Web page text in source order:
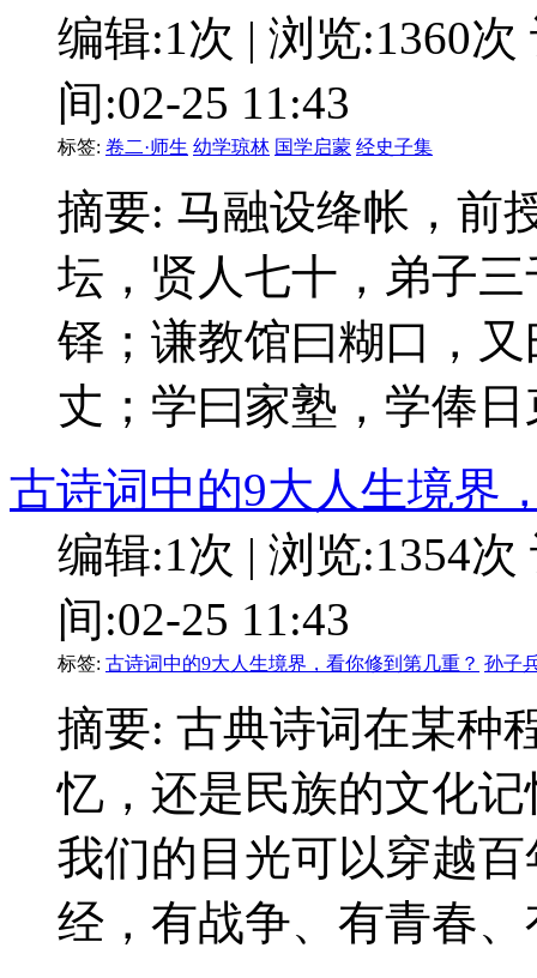
编辑:1次 | 浏览:1360次
间:02-25 11:43
标签: 卷二·师生 幼学琼林 国学启蒙 经史子集
摘要: 马融设绛帐，前
坛，贤人七十，弟子
铎；谦教馆曰糊口，
丈；学曰家塾，学俸
古诗词中的9大人生境界
编辑:1次 | 浏览:1354次
间:02-25 11:43
标签: 古诗词中的9大人生境界，看你修到第几重？ 孙子
摘要: 古典诗词在某种
忆，还是民族的文化
我们的目光可以穿越
经，有战争、有青春